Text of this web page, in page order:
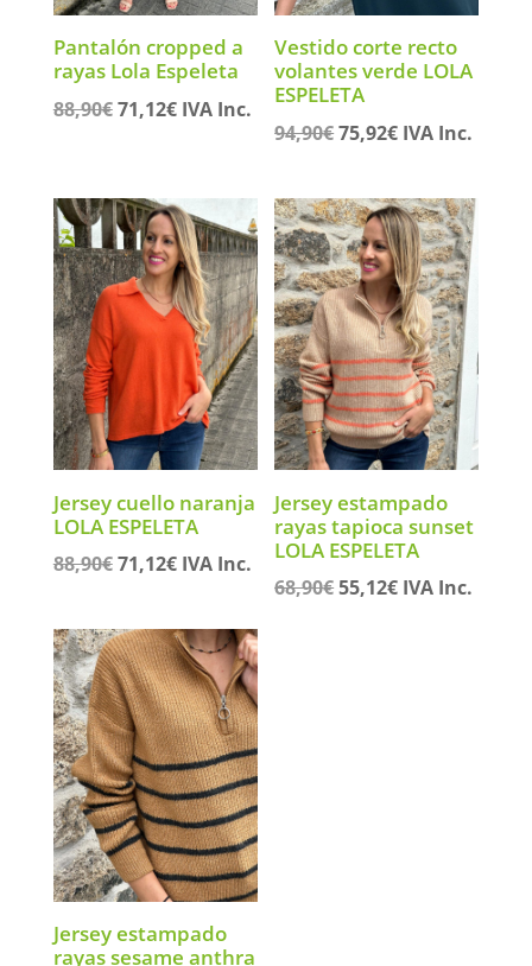
Pantalón cropped a
rayas Lola Espeleta
88,90€El
era:
88,90€.
71,12€El
es:
71,12€.
IVA Inc.
Vestido corte recto
volantes verde LOLA
ESPELETA
94,90€El
original
era:
94,90€.
75,92€El
actual
es:
75,92€.
IVA Inc.
Jersey cuello naranja
LOLA ESPELETA
88,90€El
original
era:
88,90€.
71,12€El
actual
es:
71,12€.
IVA Inc.
Jersey estampado
rayas tapioca sunset
LOLA ESPELETA
68,90€El
55,12€ElIVA Inc.
Jersey estampado
rayas sesame anthra